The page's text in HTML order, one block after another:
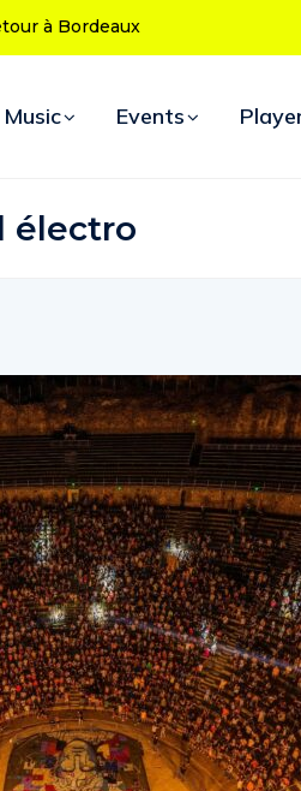
ses 50 ans : le
d’ouverture
Music Events
électro